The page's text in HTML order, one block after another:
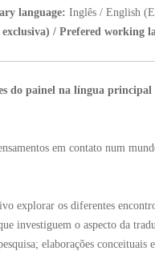
language: Inglês / English
/ Prefered working
do painel na língua
em contato num
explorar os diferentes
investiguem o aspecto da
elaborações conceituais